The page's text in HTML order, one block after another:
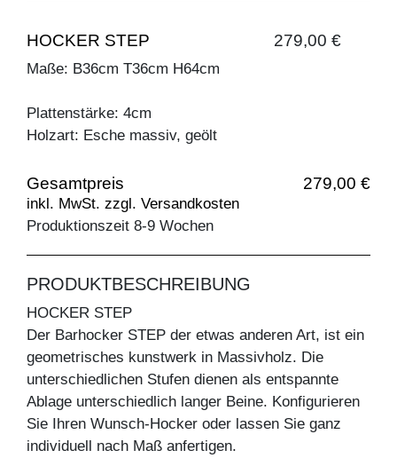
HOCKER STEP 279,00 €
Maße: B36cm T36cm H64cm
Plattenstärke: 4cm
Holzart: Esche massiv, geölt
Gesamtpreis 279,00 €
inkl. MwSt. zzgl. Versandkosten
Produktionszeit 8-9 Wochen
PRODUKTBESCHREIBUNG
HOCKER STEP
Der Barhocker STEP der etwas anderen Art, ist ein
geometrisches kunstwerk in Massivholz. Die
unterschiedlichen Stufen dienen als entspannte
Ablage unterschiedlich langer Beine. Konfigurieren
Sie Ihren Wunsch-Hocker oder lassen Sie ganz
individuell nach Maß anfertigen.